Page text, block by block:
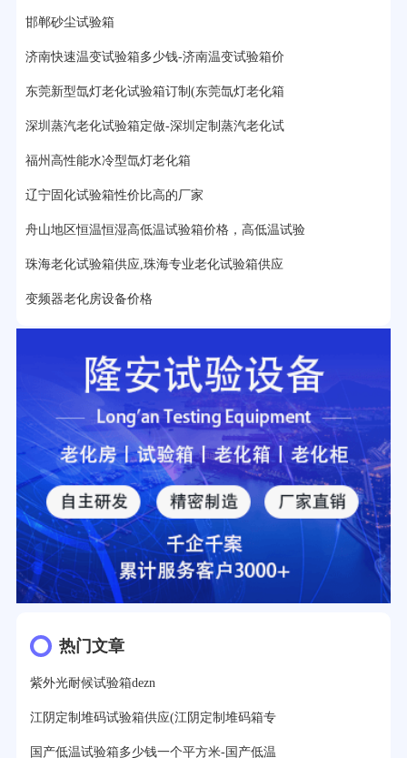
17分钟前用户提问：
22分钟前用户提问：紫外线老化箱辐照时间是多久？
25分钟前用户提问：老化箱和干燥箱区别？
27分钟前用户提问：移动电源老化柜与电池柜的区别？
32分钟前用户提问：氙灯老化试验箱价格多少？
2分钟前用户提问：大型高温老化房价格多少钱？
邯郸砂尘试验箱
济南快速温变试验箱多少钱-济南温变试验箱价
东莞新型氙灯老化试验箱订制(东莞氙灯老化箱
深圳蒸汽老化试验箱定做-深圳定制蒸汽老化试
福州高性能水冷型氙灯老化箱
辽宁固化试验箱性价比高的厂家
舟山地区恒温恒湿高低温试验箱价格，高低温试验
珠海老化试验箱供应,珠海专业老化试验箱供应
变频器老化房设备价格
热门文章
紫外光耐候试验箱dezn
江阴定制堆码试验箱供应(江阴定制堆码箱专
国产低温试验箱多少钱一个平方米-国产低温